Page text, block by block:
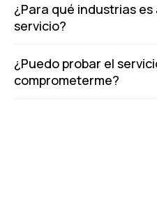
¿Para qué industrias
servicio?
¿Puedo probar el
comprometerme?